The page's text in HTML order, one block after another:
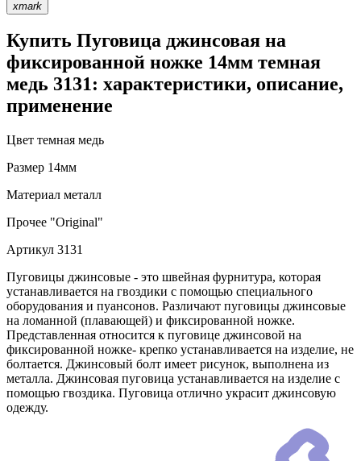
xmark
Купить Пуговица джинсовая на
фиксированной ножке 14мм темная
медь 3131: характеристики, описание,
применение
Цвет темная медь
Размер 14мм
Материал металл
Прочее "Original"
Артикул 3131
Пуговицы джинсовые - это швейная фурнитура, которая
устанавливается на гвоздики с помощью специального
оборудования и пуансонов. Различают пуговицы джинсовые
на ломанной (плавающей) и фиксированной ножке.
Представленная относится к пуговице джинсовой на
фиксированной ножке- крепко устанавливается на изделие, не
болтается. Джинсовый болт имеет рисунок, выполнена из
металла. Джинсовая пуговица устанавливается на изделие с
помощью гвоздика. Пуговица отлично украсит джинсовую
одежду.